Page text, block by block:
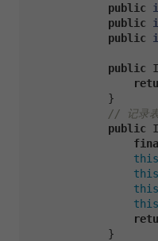
public
public
public
public
            }
// 记录
public
this
this
this
this
            }